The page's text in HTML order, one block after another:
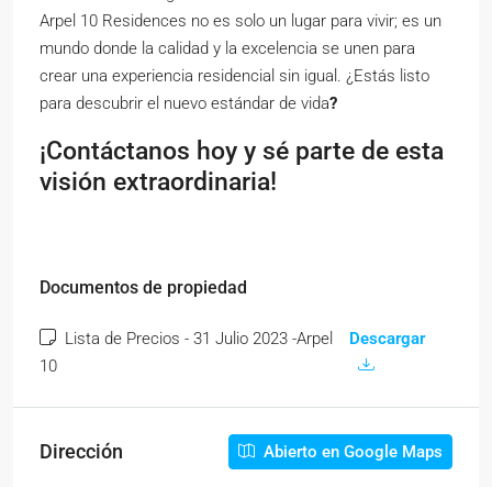
Arpel 10 Residences no es solo un lugar para vivir; es un
mundo donde la calidad y la excelencia se unen para
crear una experiencia residencial sin igual. ¿Estás listo
para descubrir el nuevo estándar de vida?
¡Contáctanos hoy y sé parte de esta
visión extraordinaria!
Documentos de propiedad
Lista de Precios - 31 Julio 2023 -Arpel
10
Descargar
Dirección Abierto en Google Maps